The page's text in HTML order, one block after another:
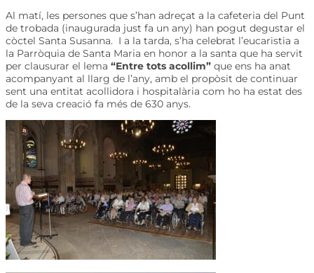
Al matí, les persones que s’han adreçat a la cafeteria del Punt
de trobada (inaugurada just fa un any) han pogut degustar el
còctel Santa Susanna. I a la tarda, s’ha celebrat l’eucaristia a
la Parròquia de Santa Maria en honor a la santa que ha servit
per clausurar el lema “Entre tots acollim” que ens ha anat
acompanyant al llarg de l’any, amb el propòsit de continuar
sent una entitat acollidora i hospitalària com ho ha estat des
de la seva creació fa més de 630 anys.